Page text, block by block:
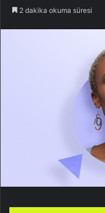
2 dakika okuma süresi